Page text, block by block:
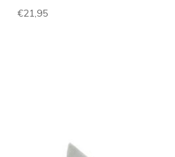
€21,95